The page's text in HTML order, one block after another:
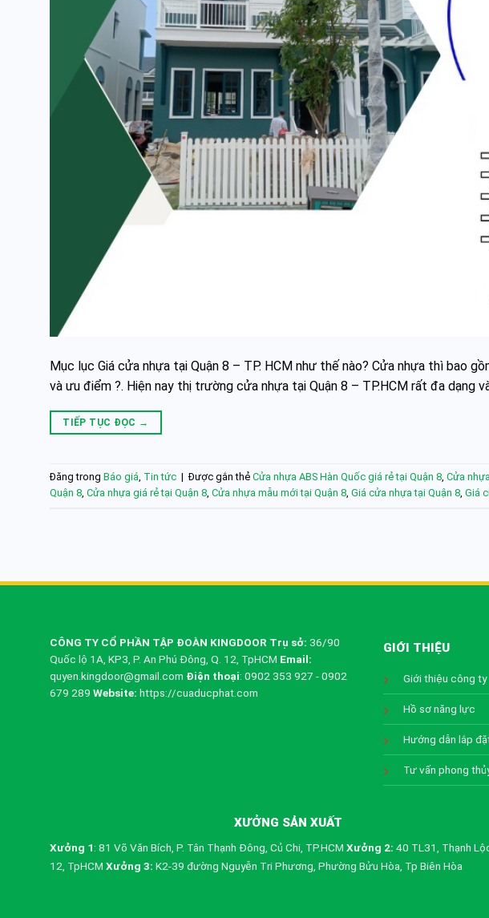
Mục lục Giá cửa nhựa tại Quận 8 – TP. HCM như thế nào? Cửa nhựa thì bao
và ưu điểm ?. Hiện nay thị trường cửa nhựa tại Quận 8 – TP.HCM rất đa dạng
TIẾP TỤC ĐỌC →
Đăng trong Báo giá, Tin tức | Được gắn thẻ Cửa nhựa ABS Hàn Quốc giá rẻ tại Quận 8, Cửa
Quận 8, Cửa nhựa giá rẻ tại Quận 8, Cửa nhựa mẫu mới tại Quận 8, Giá cửa nhựa tại Quận 8, Giá
CÔNG TY CỔ PHẦN TẬP ĐOÀN KINGDOOR Trụ sở: 36/90
Quốc lộ 1A, KP3, P. An Phú Đông, Q. 12, TpHCM Email:
quyen.kingdoor@gmail.com Điện thoại: 0902 353 927 - 0902
679 289 Website: https://cuaducphat.com
GIỚI THIỆU
Giới thiệu công ty
Hồ sơ năng lực
Hướng dẫn lắp
Tư vấn phong
XƯỞNG SẢN XUẤT
Xưởng 1: 81 Võ Văn Bích, P. Tân Thạnh Đông, Củ Chi, TP.HCM Xưởng 2: 40 TL31, Thạnh
12, TpHCM Xưởng 3: K2-39 đường Nguyễn Tri Phương, Phường Bửu Hòa, Tp Biên Hòa